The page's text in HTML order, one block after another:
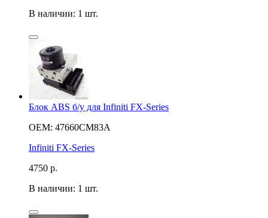
В наличии: 1 шт.
Блок ABS б/у для Infiniti FX-Series
OEM: 47660CM83A
Infiniti FX-Series
4750 р.
В наличии: 1 шт.